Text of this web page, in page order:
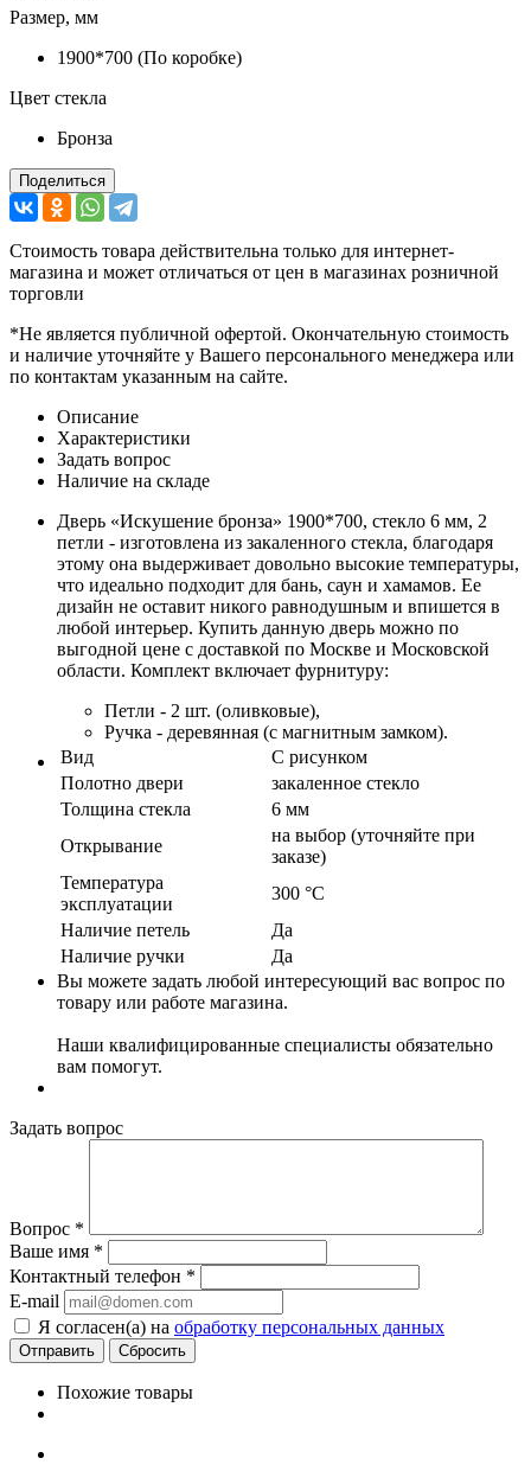
Размер, мм
1900*700 (По коробке)
Цвет стекла
Бронза
Поделиться
Стоимость товара действительна только для интернет-
магазина и может отличаться от цен в магазинах розничной
торговли
*Не является публичной офертой. Окончательную стоимость
и наличие уточняйте у Вашего персонального менеджера или
по контактам указанным на сайте.
Описание
Характеристики
Задать вопрос
Наличие на складе
Дверь «Искушение бронза» 1900*700, стекло 6 мм, 2
петли - изготовлена из закаленного стекла, благодаря
этому она выдерживает довольно высокие температуры,
что идеально подходит для бань, саун и хамамов. Ее
дизайн не оставит никого равнодушным и впишется в
любой интерьер. Купить данную дверь можно по
выгодной цене с доставкой по Москве и Московской
области. Комплект включает фурнитуру:
Петли - 2 шт. (оливковые),
Ручка - деревянная (с магнитным замком).
Вид
С рисунком
Полотно двери
закаленное стекло
Толщина стекла
6 мм
Открывание
на выбор (уточняйте при
заказе)
Температура
эксплуатации
300 °C
Наличие петель
Да
Наличие ручки
Да
Вы можете задать любой интересующий вас вопрос по
товару или работе магазина.
Наши квалифицированные специалисты обязательно
вам помогут.
Задать вопрос
Вопрос *
Ваше имя *
Контактный телефон *
E-mail
Я согласен(а) на обработку персональных данных
Сбросить
Похожие товары